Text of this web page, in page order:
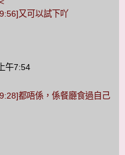
又可以試下吖
午7:54
都唔係，係餐廳食過自己